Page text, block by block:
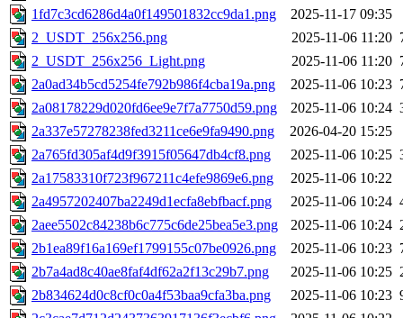
1fd7c3cd6286d4a0f149501832cc9da1.png
2025-11-17 09:35
2_USDT_256x256.png
2025-11-06 11:20
2_USDT_256x256_Light.png
2025-11-06 11:20
2a0ad34b5cd5254fe792b986f4cba19a.png
2025-11-06 10:23
2a08178229d020fd6ee9e7f7a7750d59.png
2025-11-06 10:24
2a337e57278238fed3211ce6e9fa9490.png
2026-04-20 15:25
2a765fd305af4d9f3915f05647db4cf8.png
2025-11-06 10:25
2a17583310f723f967211c4efe9869e6.png
2025-11-06 10:22
2a4957202407ba2249d1ecfa8ebfbacf.png
2025-11-06 10:24
2aee5502c84238b6c775c6de25bea5e3.png
2025-11-06 10:24
2b1ea89f16a169ef1799155c07be0926.png
2025-11-06 10:23
2b7a4ad8c40ae8faf4df62a2f13c29b7.png
2025-11-06 10:25
2b834624d0c8cf0c0a4f53baa9cfa3ba.png
2025-11-06 10:23